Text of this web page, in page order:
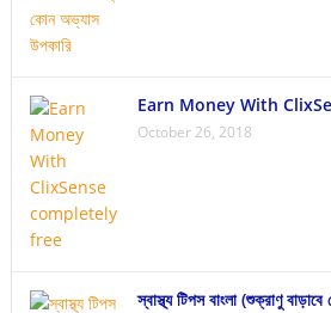
Earn Money With
October 26, 2018
স্বাস্থ্য টিপস বাংলা (শুক্রাণু বাড়াবে